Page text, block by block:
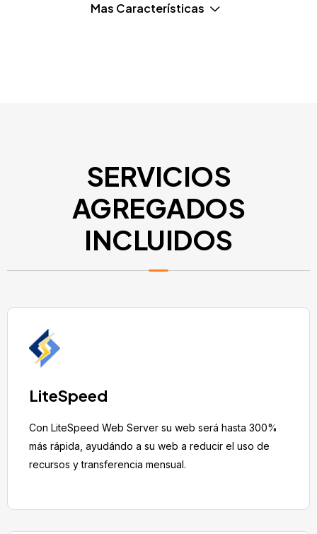
Mas Características
SERVICIOS
AGREGADOS
INCLUIDOS
LiteSpeed
Con LiteSpeed Web Server su web será hasta 300%
más rápida, ayudándo a su web a reducir el uso de
recursos y transferencia mensual.